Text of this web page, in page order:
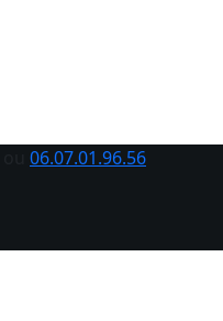
06.07.01.96.56